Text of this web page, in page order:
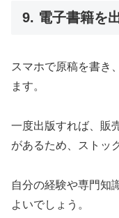
9. 電子書籍を
スマホで原稿を書き
ます。
一度出版すれば、販
があるため、ストッ
自分の経験や専門知
よいでしょう。